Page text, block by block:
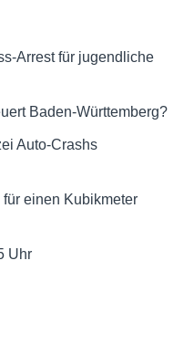
Arrest für jugendliche
Baden-Württemberg?
Auto-Crashs
einen Kubikmeter
Uhr